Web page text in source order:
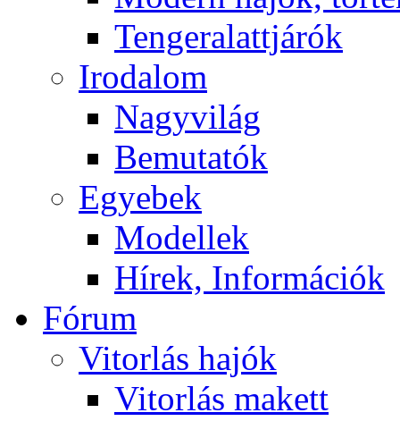
Tengeralattjárók
Irodalom
Nagyvilág
Bemutatók
Egyebek
Modellek
Hírek, Információk
Fórum
Vitorlás hajók
Vitorlás makett